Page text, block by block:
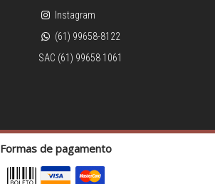
Instagram
(61) 99658-8122
SAC (61) 99658 1061
Formas de pagamento